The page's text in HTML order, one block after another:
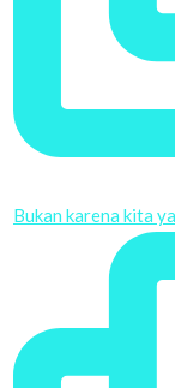
Bukan karena kita